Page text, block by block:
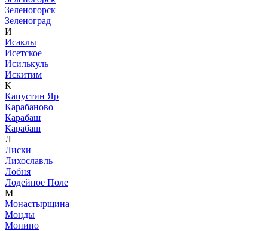
Зеленогорск
Зеленоград
И
Исаклы
Исетское
Исилькуль
Искитим
К
Капустин Яр
Карабаново
Карабаш
Карабаш
Л
Лиски
Лихославль
Лобня
Лодейное Поле
М
Монастырщина
Монды
Монино